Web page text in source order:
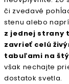
či zvedavé
stenu alebo
z jednej strany
zavrieť celú
tabuľami na
však nechajte
dostatok svetla.